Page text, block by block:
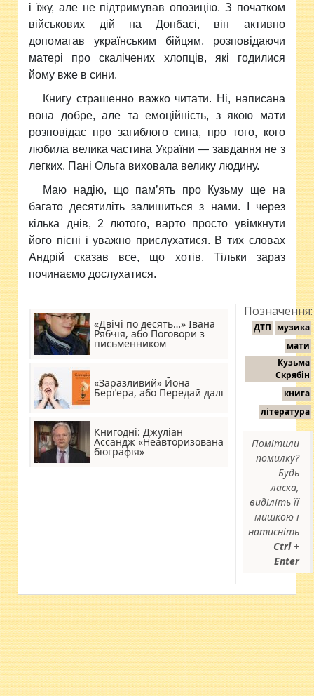
і їжу, але не підтримував опозицію. З початком
військових дій на Донбасі, він активно
допомагав українським бійцям, розповідаючи
матері про скалічених хлопців, які годилися
йому вже в сини.
Книгу страшенно важко читати. Ні, написана
вона добре, але та емоційність, з якою мати
розповідає про загиблого сина, про того, кого
любила велика частина України — завдання не з
легких. Пані Ольга виховала велику людину.
Маю надію, що пам’ять про Кузьму ще на
багато десятиліть залишиться з нами. І через
кілька днів, 2 лютого, варто просто увімкнути
його пісні і уважно прислухатися. В тих словах
Андрій сказав все, що хотів. Тільки зараз
починаємо дослухатися.
«Двічі по десять…» Івана
Рябчія, або Поговори з
письменником
«Заразливий» Йона
Берґера, або Передай далі
Книгодні: Джуліан
Ассандж «Неавторизована
біографія»
Позначення:
ДТП музика
мати
Кузьма
Скрябін
книга
література
Помітили
помилку?
Будь
ласка,
виділіть її
мишкою і
натисніть
Ctrl +
Enter